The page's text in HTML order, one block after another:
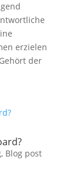
erzielen
der
, Blog post